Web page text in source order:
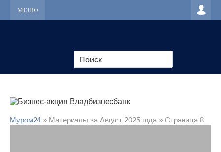
МЕНЮ
Муром24 » Материалы за Август 2025 года » Страница 8